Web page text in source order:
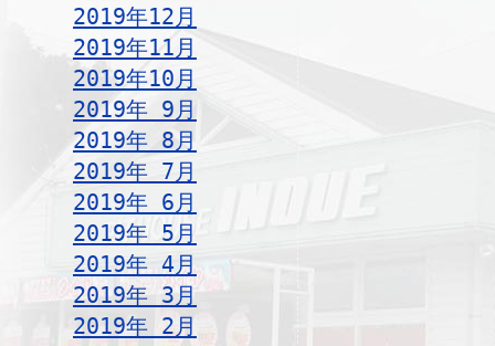
2019年12月
2019年11月
2019年10月
2019年 9月
2019年 8月
2019年 7月
2019年 6月
2019年 5月
2019年 4月
2019年 3月
2019年 2月